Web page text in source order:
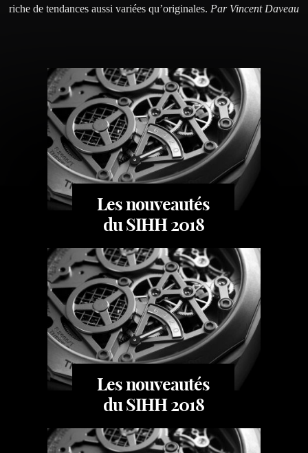
riche de tendances aussi variées qu’originales. Par Vincent Daveau
Les nouveautés
du SIHH 2018
Les nouveautés
du SIHH 2018